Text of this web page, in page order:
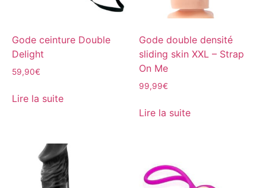
Gode ceinture Double
Delight
59,90€
Lire la suite
Gode double densité
sliding skin XXL – Strap
On Me
99,99€
Lire la suite